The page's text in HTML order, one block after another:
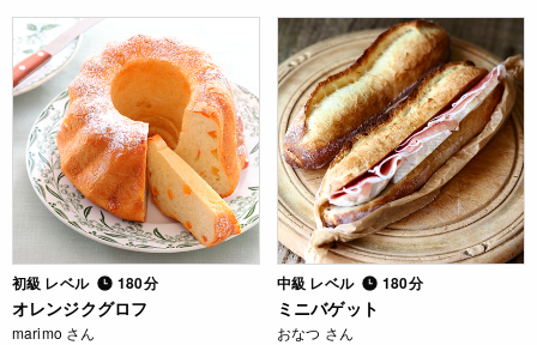
初級 レベル 180分
オレンジクグロフ
marimo さん
中級 レベル 180分
ミニバゲット
おなつ さん